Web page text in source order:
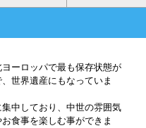
ーロッパで最も保存状態が
世界遺産にもなっていま
中しており、中世の雰囲気
食事を楽しむ事ができま